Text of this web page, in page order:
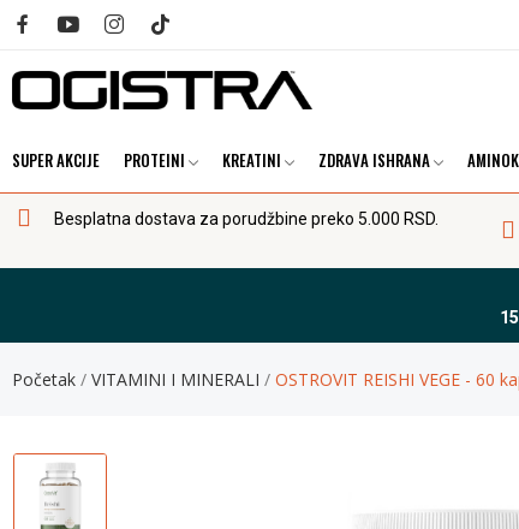
SUPER AKCIJE PROTEINI KREATINI ZDRAVA ISHRANA
Besplatna dostava za porudžbine preko 5.000 RSD.
Početak VITAMINI I MINERALI OSTROVIT REISHI VEGE - 60